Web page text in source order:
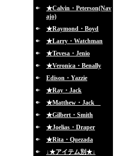
★Calvin・Peterson(Nav
ajo)
★Raymond・Boyd
★Larry・Watchman
★Tevesa・Jenio
★Veronica・Benally
Edison・Yazzie
★Ray・Jack
★Matthew・Jack
★Gilbert・Smith
★Joelias・Draper
★Rita・Quezada
↓★アイテム別★↓